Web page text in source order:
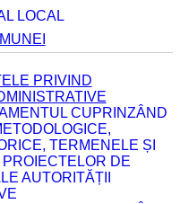
LOCAL
PRIVIND
CUPRINZÂND
TERMENELE ȘI
DE
AUTORITĂȚII